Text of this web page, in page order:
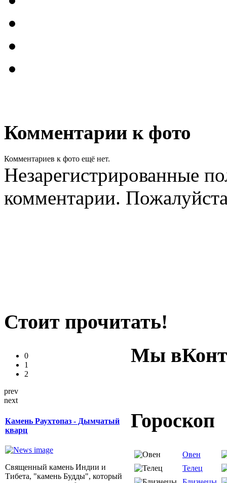
Комментарии к фото
Комментариев к фото ещё нет.
Незарегистрированные
комментарии.
Стоит прочитать!
0
1
2
prev
next
Камень Раухтопаз - Дымчатый
кварц
Священный камень Индии и
Тибета, "камень Будды", который
Мы
Гороскоп
Овен
Телец